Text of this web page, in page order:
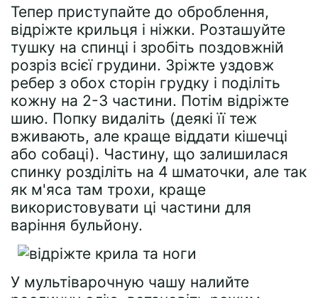
Тепер приступайте до оброблення,
відріжте крильця і ніжки. Розташуйте
тушку на спинці і зробіть поздовжній
розріз всієї грудини. Зріжте уздовж
ребер з обох сторін грудку і поділіть
кожну на 2-3 частини. Потім відріжте
шию. Попку видаліть (деякі її теж
вживають, але краще віддати кішечці
або собаці). Частину, що залишилася
спинку розділіть на 4 шматочки, але так
як м'яса там трохи, краще
використовувати ці частини для
варіння бульйону.
У мультіварочную чашу налийте